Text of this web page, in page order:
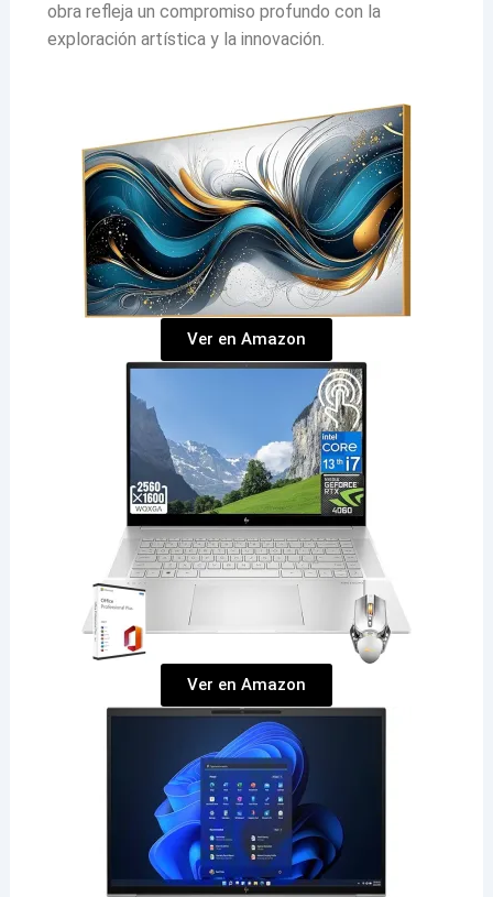
obra refleja un compromiso profundo con la
exploración artística y la innovación.
Ver en Amazon
Ver en Amazon